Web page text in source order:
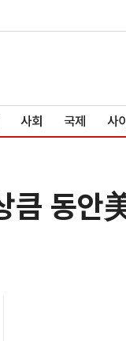
사회 국제 사
큼 동